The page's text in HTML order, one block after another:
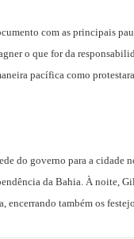
com as principais
o que for da
pacífica como
do governo para a
da Bahia. À noite,
encerrando também os